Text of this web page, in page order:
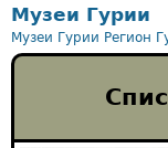
Музеи Гурии
Музеи Гурии Регион